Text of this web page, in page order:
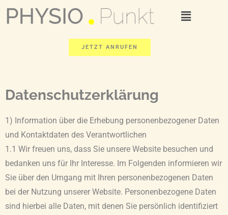
JETZT ANRUFEN
Datenschutzerklärung
1) Information über die Erhebung personenbezogener Daten
und Kontaktdaten des Verantwortlichen
1.1 Wir freuen uns, dass Sie unsere Website besuchen und
bedanken uns für Ihr Interesse. Im Folgenden informieren wir
Sie über den Umgang mit Ihren personenbezogenen Daten
bei der Nutzung unserer Website. Personenbezogene Daten
sind hierbei alle Daten, mit denen Sie persönlich identifiziert